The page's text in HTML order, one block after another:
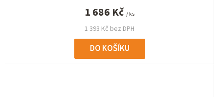
1 393 Kč bez DPH
1 686 Kč / ks
DO KOŠÍKU